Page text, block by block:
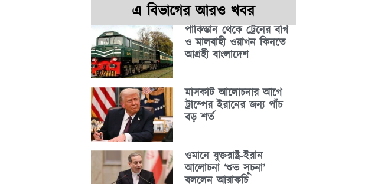
এ বিভাগের আরও খবর
পাকিস্তান থেকে ট্রেনের বগি
ও মালবাহী ওয়াগন কিনতে
আগ্রহী বাংলাদেশ
মাসকাট আলোচনার আগে
ট্রাম্পের ইরানের জন্য পাঁচ
বড় শর্ত
ওমানে যুক্তরাষ্ট্র-ইরান
আলোচনা ‘শুভ সূচনা’